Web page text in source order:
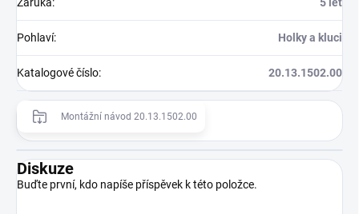
Záruka: 5 let
Pohlaví: Holky a kluci
Katalogové číslo: 20.13.1502.00
Montážní návod 20.13.1502.00
Diskuze
Buďte první, kdo napíše příspěvek k této položce.